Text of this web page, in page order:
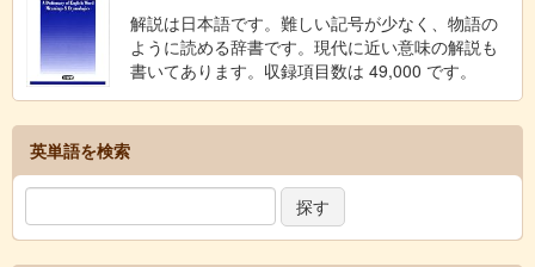
解説は日本語です。難しい記号が少なく、物語の
ように読める辞書です。現代に近い意味の解説も
書いてあります。収録項目数は 49,000 です。
英単語を検索